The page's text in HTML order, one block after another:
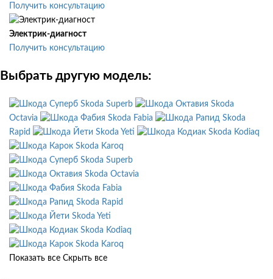
Получить консультацию
Электрик-диагност
Получить консультацию
Выбрать другую модель:
Skoda Superb
Skoda
Octavia
Skoda Fabia
Skoda
Rapid
Skoda Yeti
Skoda Kodiaq
Skoda Karoq
Skoda Superb
Skoda Octavia
Skoda Fabia
Skoda Rapid
Skoda Yeti
Skoda Kodiaq
Skoda Karoq
Показать все Скрыть все